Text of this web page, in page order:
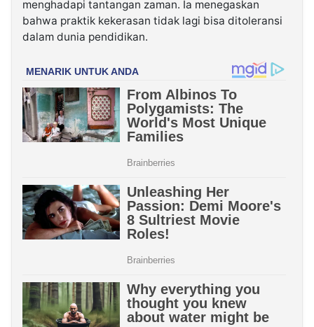
menghadapi tantangan zaman. Ia menegaskan
bahwa praktik kekerasan tidak lagi bisa ditoleransi
dalam dunia pendidikan.